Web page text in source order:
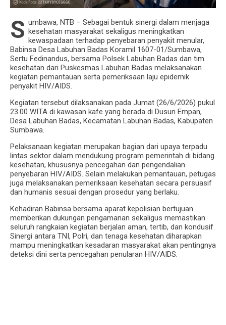
S umbawa, NTB – Sebagai bentuk sinergi dalam menjaga
kesehatan masyarakat sekaligus meningkatkan
kewaspadaan terhadap penyebaran penyakit menular,
Babinsa Desa Labuhan Badas Koramil 1607-01/Sumbawa,
Sertu Fedinandus, bersama Polsek Labuhan Badas dan tim
kesehatan dari Puskesmas Labuhan Badas melaksanakan
kegiatan pemantauan serta pemeriksaan laju epidemik
penyakit HIV/AIDS.
Kegiatan tersebut dilaksanakan pada Jumat (26/6/2026) pukul
23.00 WITA di kawasan kafe yang berada di Dusun Empan,
Desa Labuhan Badas, Kecamatan Labuhan Badas, Kabupaten
Sumbawa.
Pelaksanaan kegiatan merupakan bagian dari upaya terpadu
lintas sektor dalam mendukung program pemerintah di bidang
kesehatan, khususnya pencegahan dan pengendalian
penyebaran HIV/AIDS. Selain melakukan pemantauan, petugas
juga melaksanakan pemeriksaan kesehatan secara persuasif
dan humanis sesuai dengan prosedur yang berlaku.
Kehadiran Babinsa bersama aparat kepolisian bertujuan
memberikan dukungan pengamanan sekaligus memastikan
seluruh rangkaian kegiatan berjalan aman, tertib, dan kondusif.
Sinergi antara TNI, Polri, dan tenaga kesehatan diharapkan
mampu meningkatkan kesadaran masyarakat akan pentingnya
deteksi dini serta pencegahan penularan HIV/AIDS.